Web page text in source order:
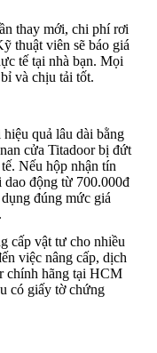
thay mới, chi phí rơi
thuật viên sẽ báo giá
tế tại nhà bạn. Mọi
và chịu tải tốt.
quả lâu dài bằng
cửa Titadoor bị đứt
Nếu hộp nhận tín
dao động từ 700.000đ
đúng mức giá
cấp vật tư cho nhiều
việc nâng cấp, dịch
chính hãng tại HCM
có giấy tờ chứng